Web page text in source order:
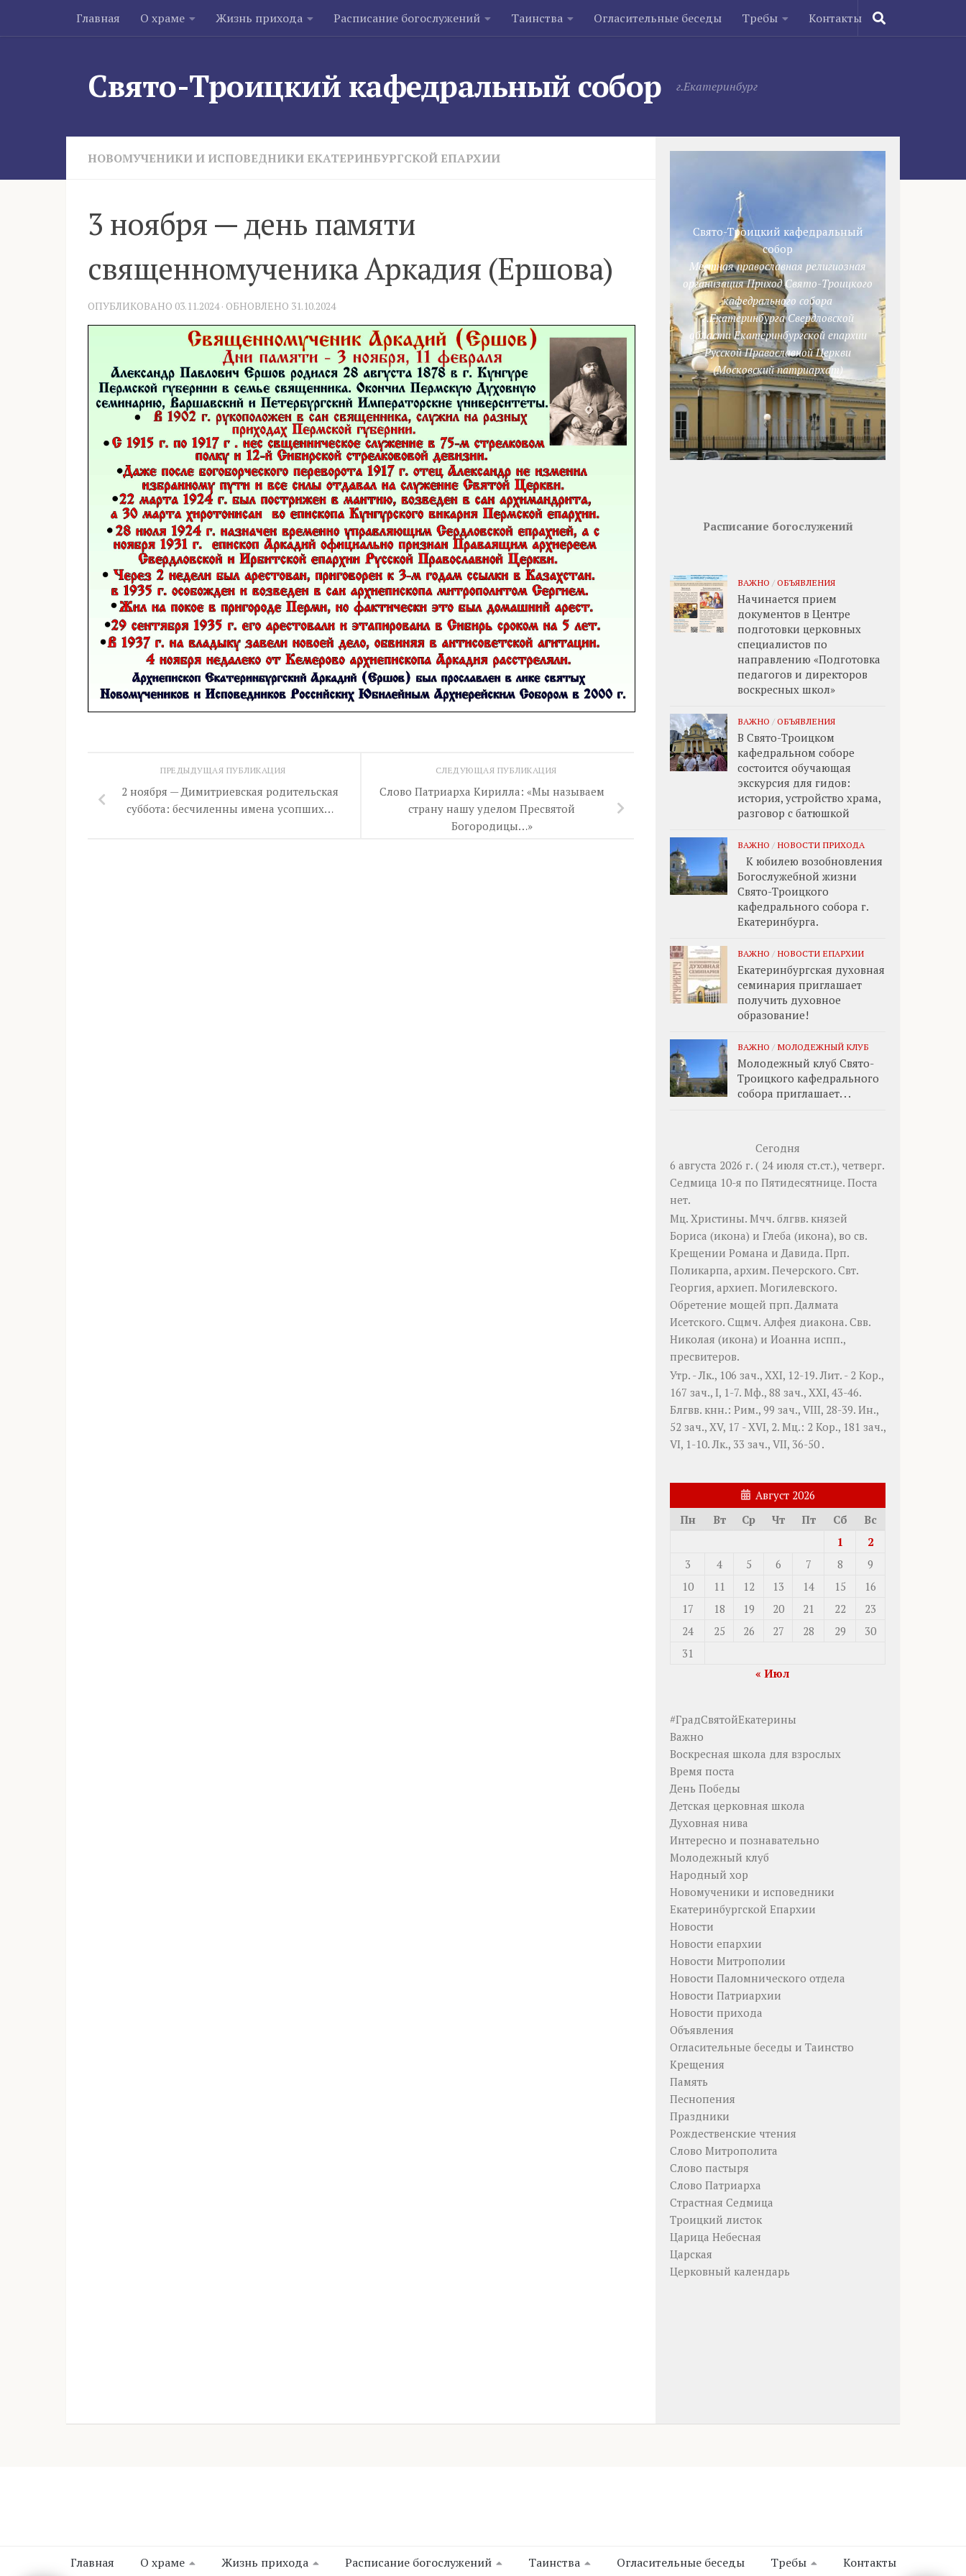
Skip to content
Главная О храме Жизнь прихода Расписание богослужений Таинства Огласительные беседы Требы Контакты
Свято-Троицкий кафедральный собор г.Екатеринбург
НОВОМУЧЕНИКИ И ИСПОВЕДНИКИ ЕКАТЕРИНБУРГСКОЙ ЕПАРХИИ
3 ноября — день памяти
священномученика Аркадия (Ершова)
ОПУБЛИКОВАНО 03.11.2024· ОБНОВЛЕНО 31.10.2024
СЛЕДУЮЩАЯ ПУБЛИКАЦИЯ
Слово Патриарха Кирилла: «Мы называем
страну нашу уделом Пресвятой
Богородицы…»
ПРЕДЫДУЩАЯ ПУБЛИКАЦИЯ
2 ноября — Димитриевская родительская
суббота: бесчиленны имена усопших…
Свято-Троицкий кафедральный
собор
Местная православная религиозная
организация Приход Свято-Троицкого
кафедрального собора
г.Екатеринбурга Свердловской
области Екатеринбургской епархии
Русской Православной Церкви
(Московский патриархат)
Расписание богослужений
ВАЖНО / ОБЪЯВЛЕНИЯ
Начинается прием
документов в Центре
подготовки церковных
специалистов по
направлению «Подготовка
педагогов и директоров
воскресных школ»
ВАЖНО / ОБЪЯВЛЕНИЯ
В Свято-Троицком
кафедральном соборе
состоится обучающая
экскурсия для гидов:
история, устройство храма,
разговор с батюшкой
ВАЖНО / НОВОСТИ ПРИХОДА
К юбилею возобновления
Богослужебной жизни
Свято-Троицкого
кафедрального собора г.
Екатеринбурга.
ВАЖНО / НОВОСТИ ЕПАРХИИ
Екатеринбургская духовная
семинария приглашает
получить духовное
образование!
ВАЖНО / МОЛОДЕЖНЫЙ КЛУБ
Молодежный клуб Свято-
Троицкого кафедрального
собора приглашает. . .
Сегодня
6 августа 2026 г. ( 24 июля ст.ст.), четверг.
Седмица 10-я по Пятидесятнице. Поста
нет.
Мц. Христины. Мчч. блгвв. князей
Бориса (икона) и Глеба (икона), во св.
Крещении Романа и Давида. Прп.
Поликарпа, архим. Печерского. Свт.
Георгия, архиеп. Могилевского.
Обретение мощей прп.Далмата
Исетского. Сщмч. Алфея диакона. Свв.
Николая (икона) и Иоанна испп.,
пресвитеров.
Утр. -Лк., 106 зач., XXI, 12-19.Лит. - 2 Кор.,
167 зач., I, 1-7. Мф., 88 зач., XXI, 43-46.
Блгвв. кнн.: Рим., 99 зач., VIII, 28-39. Ин.,
52 зач., XV, 17 - XVI, 2. Мц.: 2 Кор., 181 зач.,
VI, 1-10. Лк., 33 зач., VII, 36-50 .
Август 2026
Пн
Вт Ср Чт Пт Сб
Вс
1
2
3
4 5 6 7 8
9
10
11 12 13 14 15
16
17
18 19 20 21 22
23
24
25 26 27 28 29
30
31
« Июл
#ГрадСвятойЕкатерины
Важно
Воскресная школа для взрослых
Время поста
День Победы
Детская церковная школа
Духовная нива
Интересно и познавательно
Молодежный клуб
Народный хор
Новомученики и исповедники
Екатеринбургской Епархии
Новости
Новости епархии
Новости Митрополии
Новости Паломнического отдела
Новости Патриархии
Новости прихода
Объявления
Огласительные беседы и Таинство
Крещения
Память
Песнопения
Праздники
Рождественские чтения
Слово Митрополита
Слово пастыря
Слово Патриарха
Страстная Седмица
Троицкий листок
Царица Небесная
Царская
Церковный календарь
Главная О храме Жизнь прихода Расписание богослужений Таинства Огласительные беседы Требы Контакты